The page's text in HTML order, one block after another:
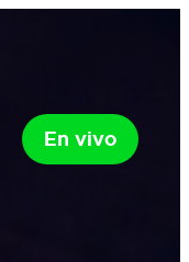
En vivo